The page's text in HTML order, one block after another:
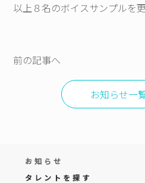
以上８名のボイスサンプルを
前の記事へ
お知らせ一
お知らせ
タレントを探す